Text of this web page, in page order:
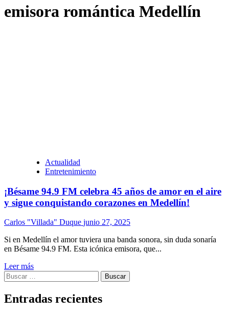
emisora romántica Medellín
Actualidad
Entretenimiento
¡Bésame 94.9 FM celebra 45 años de amor en el aire
y sigue conquistando corazones en Medellín!
Carlos "Villada" Duque junio 27, 2025
Si en Medellín el amor tuviera una banda sonora, sin duda sonaría
en Bésame 94.9 FM. Esta icónica emisora, que...
Leer más
Buscar:
Entradas recientes